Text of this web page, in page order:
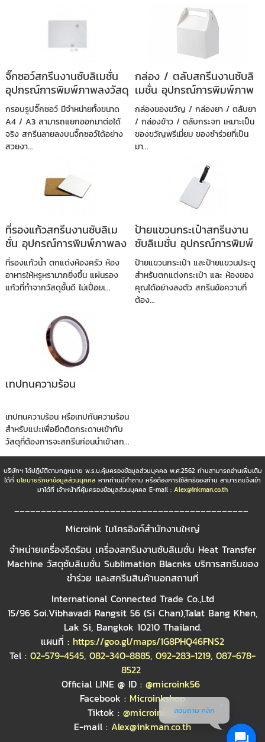
จิ๊กซอว์สกรีนงานซับลิเมชั่น
อุปกรณ์การพิมพ์ภาพลงวัสดุ
กรอบรูปจิ๊กซอว์ มีจำหน่ายทั้งขนาด
A4 / A3 สามารถแยกออกมาต่อได้
จริง สกรีนลายลงบนจิ๊กซอว์ได้อย่าง
สวยงา...
กล่อง / ตลับสกรีนงานซับลิ
เมชั่น อุปกรณ์การพิมพ์ภาพ
ลงวัสดุ
กล่องของขวัญ / กล่องยา / ตลับยา
/ กล่องข้าว / ตลับกระจก เหมาะเป็น
ของขวัญพรีเมี่ยม ของชำร่วยที่เป็น
มา...
ที่รองแก้วสกรีนงานซับลิเม
ชั่น อุปกรณ์การพิมพ์ภาพลง
วัสดุ
ที่รองแก้วน้ำ ตกแต่งห้องครัว ห้อง
อาหารให้หรูหรามากยิ่งขึ้น แผ่นรอง
แก้วที่ทำจากวัสดุชั้นดี ไม่เปื่อยเ...
ป้ายแขวนกระเป๋าสกรีนงาน
ซับลิเมชั่น อุปกรณ์การพิมพ์
ภาพลงวัสดุ
ป้ายแขวนกระเป๋า และป้ายแขวนประตู
สำหรับตกแต่งกระเป๋า และ ห้องของ
คุณได้อย่างลงตัว สกรีนข้อความที่
ต้อง...
เทปทนความร้อน
เทปทนความร้อน หรือเทปกันความร้อน
สำหรับแปะเพื่อยึดติดกระดาษเข้ากับ
วัสดุที่ต้องการจะสกรีนก่อนนำเข้าสก...
บริษัทฯ ได้ปฏิบัติตามกฏหมาย พ.ร.บ.คุ้มครองข้อมูลส่วนบุคคล พ.ศ.2562 ท่านสามารถอ่านเพิ่มเติม
ได้ที่ นโยบายรักษาข้อมูลส่วนบุคคล หากท่านมีคำถาม หรือต้องการใช้สิทธิของท่าน สามารถแจ้งเข้า
มาได้ที่ เจ้าหน้าที่คุ้มครองข้อมูลส่วนบุคคล E-mail : Alex@inkman.co.th
____________________________________________
Microink ไมโครอิงค์สำนักงานใหญ่
จำหน่ายเครื่องรีดร้อน เครื่องสกรีนงานซับลิเมชั่น Heat Transfer
Machine วัสดุซับลิเมชั่น Sublimation Blacnks บริการสกรีนของ
ชำร่วย และสกรีนสินค้านอกสถานที่
International Connected Trade Co.,Ltd
15/96 Soi.Vibhavadi Rangsit 56 (Si Chan),Talat Bang Khen,
Lak Si, Bangkok 10210 Thailand.
แผนที่ : https://goo.gl/maps/1G8PHQ46FNS2
Tel : 02-579-4545, 082-340-8885, 092-283-1219, 087-678-
8522
Official LINE @ ID : @microink56
Facebook : Microinkshop
Tiktok : @microink56
E-mail : Alex@inkman.co.th
สอบถาม คลิก